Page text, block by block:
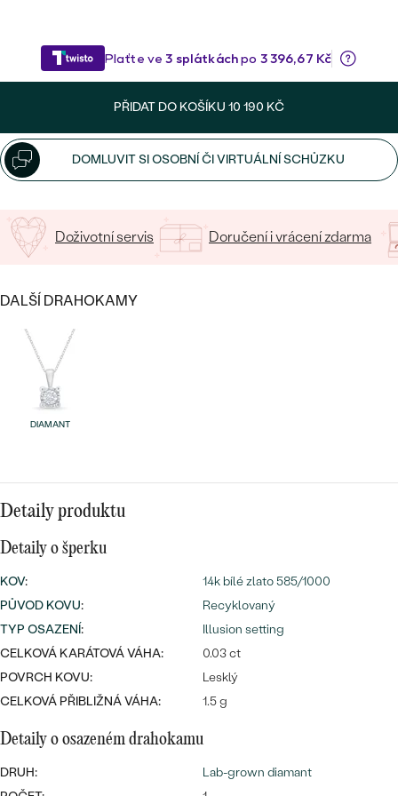
Nejprodávanější
snubní prsteny
DLE MATERIÁLU
PLATINA
Wave kolekce
PROHLÉDNOUT
S LAB-GROWN DIAMANTY
DLE STYLU
PERSONALIZOVANÉ
SYMBOLICKÉ
MINIMALISTICKÉ
PODLE PŘÍLEŽITOSTI
PODLE BARVY
PODLE TVARU KAMENE
DIAMANTY
Nejprodávanější
náušnice
LUXUSNÍ
přívěsky
OBJEVIT
LUXUSNÍ
Nejprodávanější
prsteny
PŘIDAT DO KOŠÍKU 10 190 KČ
DOMLUVIT SI OSOBNÍ ČI VIRTUÁLNÍ SCHŮZKU
Doživotní servis Doručení i vrácení zdarma
DALŠÍ DRAHOKAMY
DIAMANT
Detaily produktu
Detaily o šperku
KOV:
14k bílé zlato 585/1000
PŮVOD KOVU:
Recyklovaný
TYP OSAZENÍ:
Illusion setting
CELKOVÁ KARÁTOVÁ VÁHA:
0.03 ct
POVRCH KOVU:
Lesklý
CELKOVÁ PŘIBLIŽNÁ VÁHA:
1.5 g
Detaily o osazeném drahokamu
DRUH:
Lab-grown diamant